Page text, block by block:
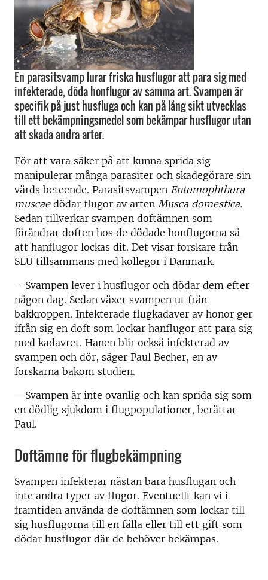
En parasitsvamp lurar friska husflugor att para sig med
infekterade, döda honflugor av samma art. Svampen är
specifik på just husfluga och kan på lång sikt utvecklas
till ett bekämpningsmedel som bekämpar husflugor utan
att skada andra arter.
För att vara säker på att kunna sprida sig
manipulerar många parasiter och skadegörare sin
värds beteende. Parasitsvampen Entomophthora
muscaedödar flugor av arten Musca domestica.
Sedan tillverkar svampen doftämnen som
förändrar doften hos de dödade honflugorna så
att hanflugor lockas dit. Det visar forskare från
SLU tillsammans med kollegor i Danmark.
– Svampen lever i husflugor och dödar dem efter
någon dag. Sedan växer svampen ut från
bakkroppen. Infekterade flugkadaver av honor ger
ifrån sig en doft som lockar hanflugor att para sig
med kadavret. Hanen blir också infekterad av
svampen och dör, säger Paul Becher, en av
forskarna bakom studien.
–Svampen är inte ovanlig och kan sprida sig som
en dödlig sjukdom i flugpopulationer, berättar
Paul.
Doftämne för flugbekämpning
Svampen infekterar nästan bara husflugan och
inte andra typer av flugor. Eventuellt kan vi i
framtiden använda de doftämnen som lockar till
sig husflugorna till en fälla eller till ett gift som
dödar husflugor där de behöver bekämpas.